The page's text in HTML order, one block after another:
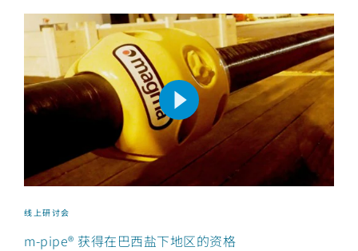
线上研讨会
m-pipe® 获得在巴西盐下地区的资格